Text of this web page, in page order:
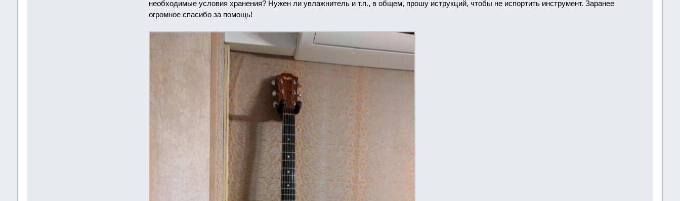
необходимые условия хранения? Нужен ли увлажнитель и т.п., в общем, прошу иструкций, чтобы не испортить инструмент. Заранее
огромное спасибо за помощь!